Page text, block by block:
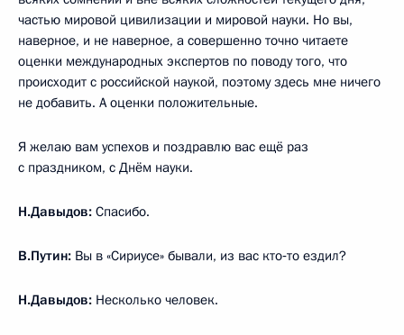
частью мировой цивилизации и мировой науки. Но вы,
наверное, и не наверное, а совершенно точно читаете
оценки международных экспертов по поводу того, что
происходит с российской наукой, поэтому здесь мне ничего
не добавить. А оценки положительные.
Я желаю вам успехов и поздравлю вас ещё раз
с праздником, с Днём науки.
Н.Давыдов: Спасибо.
В.Путин: Вы в «Сириусе» бывали, из вас кто‑то ездил?
Н.Давыдов: Несколько человек.